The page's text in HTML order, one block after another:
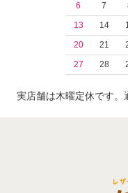
6
7
13
14
20
21
27
28
実店舗は木曜定休です。